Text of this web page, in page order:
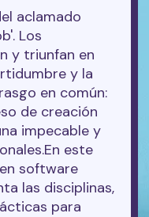
aclamado
Los
y triunfan en
y la
en común:
de creación
impecable y
este
software
las disciplinas,
para